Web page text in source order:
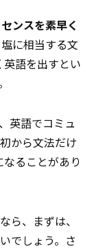
ンスを素早く
に相当する文
語を出すとい
英語でコミュ
から文法だけ
なることがあり
ら、まずは、
でしょう。さ